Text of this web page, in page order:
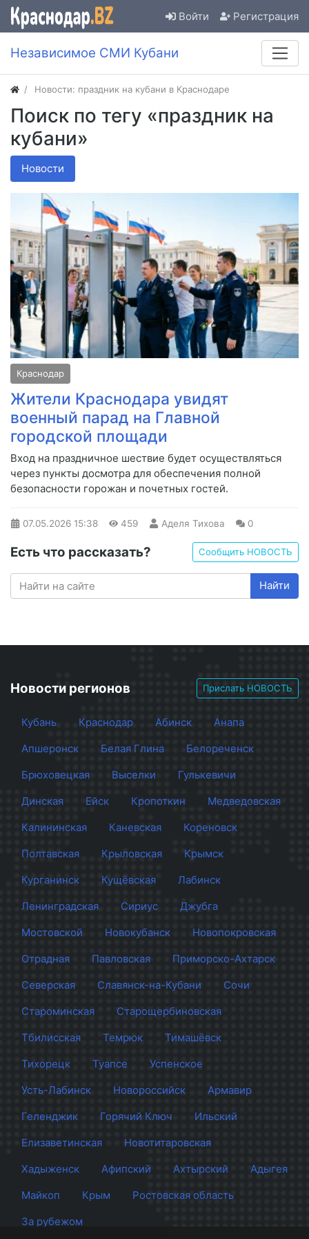
Войти Регистрация
Независимое СМИ Кубани
Новости: праздник на кубани в Краснодаре
Поиск по тегу «праздник на
кубани»
Новости
Краснодар
Жители Краснодара увидят
военный парад на Главной
городской площади
Вход на праздничное шествие будет осуществляться
через пункты досмотра для обеспечения полной
безопасности горожан и почетных гостей.
07.05.2026 15:38 459 Аделя Тихова 0
Есть что рассказать? Сообщить НОВОСТЬ
Найти
Новости регионов Прислать НОВОСТЬ
Кубань Краснодар Абинск
Анапа
Апшеронск
Белая Глина
Белореченск
Брюховецкая
Выселки
Гулькевичи
Динская
Ейск Кропоткин
Медведовская
Калининская
Каневская
Кореновск
Полтавская
Крыловская
Крымск
Курганинск
Кущёвская
Лабинск
Ленинградская
Сириус
Джубга
Мостовской
Новокубанск
Новопокровская
Отрадная
Павловская
Приморско-Ахтарск
Северская
Славянск-на-Кубани
Сочи
Староминская
Старощербиновская
Тбилисская
Темрюк
Тимашёвск
Тихорецк
Туапсе
Успенское
Усть-Лабинск
Новороссийск
Армавир
Геленджик
Горячий Ключ
Ильский
Елизаветинская
Новотитаровская
Хадыженск
Афипский Ахтырский
Адыгея
Майкоп
Крым
Ростовская область
За рубежом